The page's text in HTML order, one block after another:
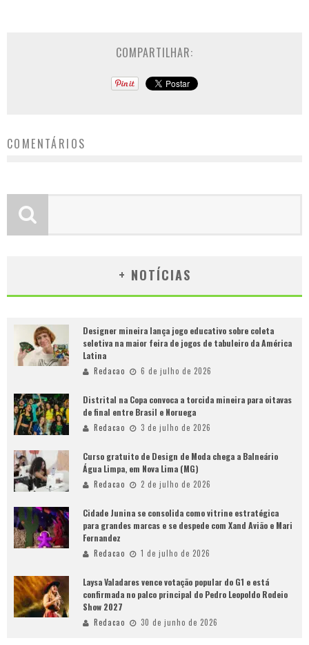
COMPARTILHAR:
COMENTÁRIOS
+ NOTÍCIAS
Designer mineira lança jogo educativo sobre coleta
seletiva na maior feira de jogos de tabuleiro da América
Latina
Redacao 6 de julho de 2026
Distrital na Copa convoca a torcida mineira para oitavas
de final entre Brasil e Noruega
Redacao 3 de julho de 2026
Curso gratuito de Design de Moda chega a Balneário
Água Limpa, em Nova Lima (MG)
Redacao 2 de julho de 2026
Cidade Junina se consolida como vitrine estratégica
para grandes marcas e se despede com Xand Avião e Mari
Fernandez
Redacao 1 de julho de 2026
Laysa Valadares vence votação popular do G1 e está
confirmada no palco principal do Pedro Leopoldo Rodeio
Show 2027
Redacao 30 de junho de 2026